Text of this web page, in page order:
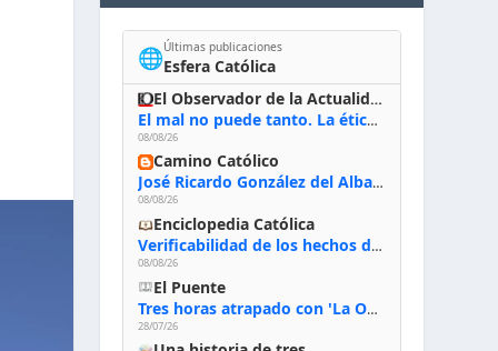
🌐Últimas publicaciones
Esfera Católica
El Observador de la Actualidad
El mal no puede tanto. La ética del bien posible
08/08/26
Camino Católico
José Ricardo González del Alba, artista sacro: «Yo oro, hablo con Dios, le pido al Espíritu Santo su inspiración y siempre pinto rezando el rosario para que sea Él quien actúe a través de mis manos»
08/08/26
Enciclopedia Católica
Verificabilidad de los hechos de la Biblia
08/08/26
El Puente
Tres horas atrapado con 'La Odisea' de Nolan
28/07/26